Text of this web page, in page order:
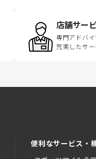
店舗サー
専門アドバ
充実したサー
便利なサービス・